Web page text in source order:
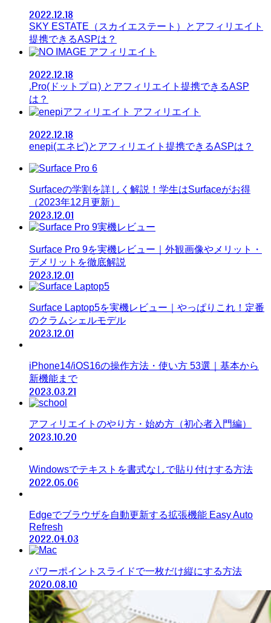
2022.12.18
SKY ESTATE（スカイエステート）とアフィリエイト
提携できるASPは？
アフィリエイト
2022.12.18
.Pro(ドットプロ) とアフィリエイト提携できるASP
は？
アフィリエイト
2022.12.18
enepi(エネピ)とアフィリエイト提携できるASPは？
Surfaceの学割を詳しく解説！学生はSurfaceがお得
（2023年12月更新）
2023.12.01
Surface Pro 9を実機レビュー｜外観画像やメリット・
デメリットを徹底解説
2023.12.01
Surface Laptop5を実機レビュー｜やっぱりこれ！定番
のクラムシェルモデル
2023.12.01
iPhone14/iOS16の操作方法・使い方 53選｜基本から
新機能まで
2023.03.21
アフィリエイトのやり方・始め方（初心者入門編）
2023.10.20
Windowsでテキストを書式なしで貼り付けする方法
2022.05.06
Edgeでブラウザを自動更新する拡張機能 Easy Auto
Refresh
2022.04.03
パワーポイントスライドで一枚だけ縦にする方法
2020.08.10